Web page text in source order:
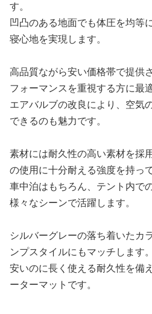
す。
凹凸のある地面でも体圧を均等
寝心地を実現します。
高品質ながら安い価格帯で提供
フォーマンスを重視する方に最適
エアバルブの改良により、空気
できるのも魅力です。
素材には耐久性の高い素材を採
の使用に十分耐える強度を持っ
車中泊はもちろん、テント内で
様々なシーンで活躍します。
シルバーグレーの落ち着いたカ
ンプスタイルにもマッチします。
安いのに長く使える耐久性を備
ーターマットです。